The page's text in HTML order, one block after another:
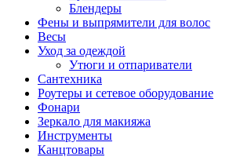
Блендеры
Фены и выпрямители для волос
Весы
Уход за одеждой
Утюги и отпариватели
Сантехника
Роутеры и сетевое оборудование
Фонари
Зеркало для макияжа
Инструменты
Канцтовары